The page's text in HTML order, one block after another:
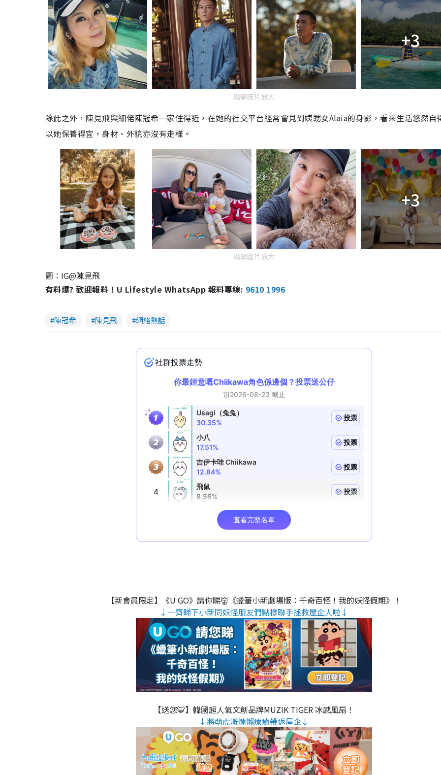
+3
點擊圖片放大
除此之外，陳見飛與細佬陳冠希一家住得近，在她的社交平台經常會見到姨甥女Alaia的身影，看來生活悠然自
以她保養得宜，身材、外貌亦沒有走樣。
+3
點擊圖片放大
圖：IG@陳見飛
有料爆? 歡迎報料！U Lifestyle WhatsApp 報料專線: 9610 1996
陳冠希 陳見飛 網絡熱話
【新會員限定】《U GO》請你睇👹《蠟筆小新劇場版：千奇百怪！我的妖怪假期》！
↓一齊睇下小新同妖怪朋友們點樣聯手拯救屋企人啦↓
【送您🐯】韓國超人氣文創品牌MUZIK TIGER 冰感風扇！
↓將萌虎嘅慵懶療癒帶返屋企↓